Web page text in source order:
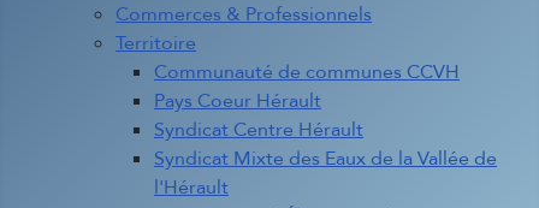
Commerces & Professionnels
Territoire
Communauté de communes CCVH
Pays Coeur Hérault
Syndicat Centre Hérault
Syndicat Mixte des Eaux de la Vallée de
l'Hérault